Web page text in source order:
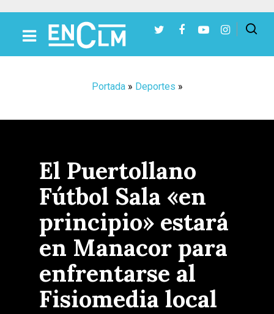
Portada» Deportes »
El Puertollano
Fútbol Sala «en
principio» estará
en Manacor para
enfrentarse al
Fisiomedia local